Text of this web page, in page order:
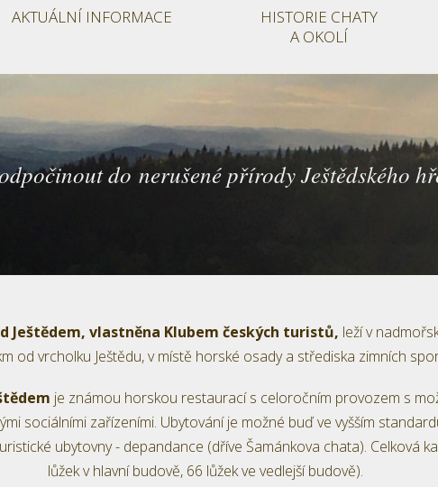
AKTUÁLNÍ INFORMACE
HISTORIE CHATY
A OKOLÍ
do nerušené přírody Ještědského
Ještědem, vlastněna Klubem českých turistů, leží v
od vrcholku Ještědu, v místě horské osady a střediska zimních
je známou horskou restaurací s celoročním provozem s
sociálními zařízeními. Ubytování je možné buď ve vyšším
ubytovny - depandance (dříve Šamánkova chata). Celková
lůžek v hlavní budově, 66 lůžek ve vedlejší budově).